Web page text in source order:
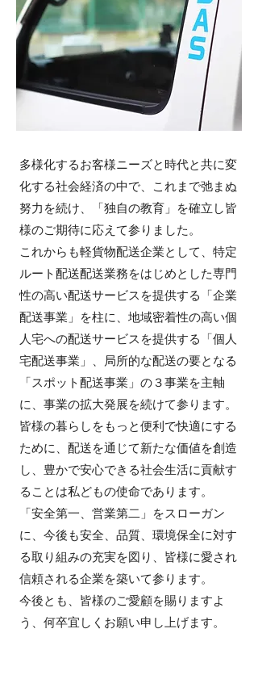
多様化するお客様ニーズと時代と共に変
化する社会経済の中で、これまで弛まぬ
努力を続け、「独自の教育」を確立し皆
様のご期待に応えて参りました。
これからも軽貨物配送企業として、特定
ルート配送配送業務をはじめとした専門
性の高い配送サービスを提供する「企業
配送事業」を柱に、地域密着性の高い個
人宅への配送サービスを提供する「個人
宅配送事業」、局所的な配送の要となる
「スポット配送事業」の３事業を主軸
に、事業の拡大発展を続けて参ります。
皆様の暮らしをもっと便利で快適にする
ために、配送を通じて新たな価値を創造
し、豊かで安心できる社会生活に貢献す
ることは私どもの使命であります。
「安全第一、営業第二」をスローガン
に、今後も安全、品質、環境保全に対す
る取り組みの充実を図り、皆様に愛され
信頼される企業を築いて参ります。
今後とも、皆様のご愛顧を賜りますよ
う、何卒宜しくお願い申し上げます。